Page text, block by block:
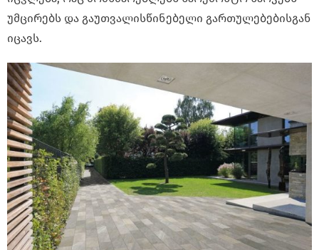
უმცირებს და გაუთვალისწინებელი გართულებებისგან
იცავს.